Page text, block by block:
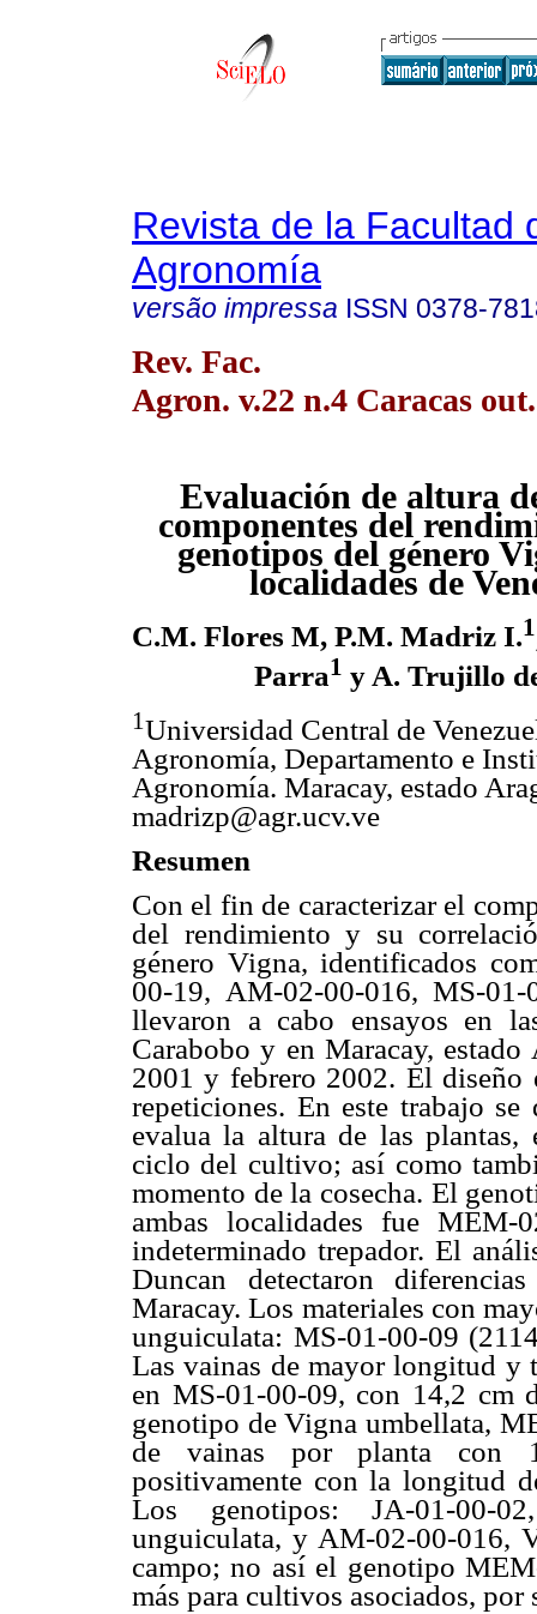
Revista de la Facultad
Agronomía
versão impressa ISSN 0378-
Rev. Fac.
Agron. v.22 n.4 Caracas
Evaluación de altura
componentes del
genotipos del género
localidades de
C.M. Flores M, P.M. Madriz I.1
Parra1 y A. Trujillo
1Universidad Central de
Agronomía, Departamento e
Agronomía. Maracay, estado
madrizp@agr.ucv.ve
Resumen
Con el fin de caracterizar el
del rendimiento y su
género Vigna, identificados
00-19, AM-02-00-016, MS-
llevaron a cabo ensayos en
Carabobo y en Maracay,
2001 y febrero 2002. El diseño
repeticiones. En este trabajo
evalua la altura de las
ciclo del cultivo; así como
momento de la cosecha. El
ambas localidades fue
indeterminado trepador. El
Duncan detectaron
Maracay. Los materiales con
unguiculata: MS-01-00-09
Las vainas de mayor longitud y
en MS-01-00-09, con 14,2 cm
genotipo de Vigna umbellata,
de vainas por planta con
positivamente con la longitud
Los genotipos: JA-01-00-
unguiculata, y AM-02-00-016,
campo; no así el genotipo
más para cultivos asociados,